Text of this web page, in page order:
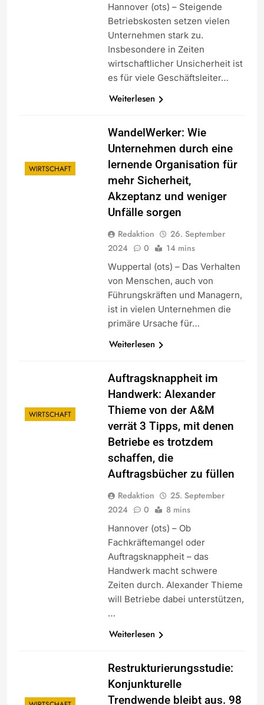
Hannover (ots) – Steigende
Betriebskosten setzen vielen
Unternehmen stark zu.
Insbesondere in Zeiten
wirtschaftlicher Unsicherheit ist
es für viele Geschäftsleiter…
Weiterlesen
WIRTSCHAFT
WandelWerker: Wie
Unternehmen durch eine
lernende Organisation für
mehr Sicherheit,
Akzeptanz und weniger
Unfälle sorgen
Redaktion
26. September
2024
0 14 mins
Wuppertal (ots) – Das Verhalten
von Menschen, auch von
Führungskräften und Managern,
ist in vielen Unternehmen die
primäre Ursache für…
Weiterlesen
WIRTSCHAFT
Auftragsknappheit im
Handwerk: Alexander
Thieme von der A&M
verrät 3 Tipps, mit denen
Betriebe es trotzdem
schaffen, die
Auftragsbücher zu füllen
Redaktion
25. September
2024
0 8 mins
Hannover (ots) – Ob
Fachkräftemangel oder
Auftragsknappheit – das
Handwerk macht schwere
Zeiten durch. Alexander Thieme
will Betriebe dabei unterstützen,
…
Weiterlesen
Restrukturierungsstudie:
Konjunkturelle
Trendwende bleibt aus. 98